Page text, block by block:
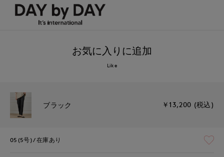
お気に入りに追加
Like
ブラック ￥13,200 (税込)
05(5号) 在庫あり